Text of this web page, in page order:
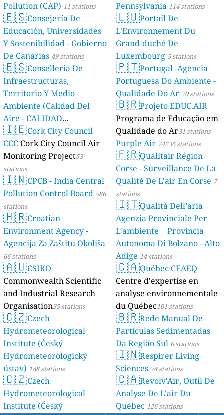
Pollution (CAP) 11 stations
🇪🇸Consejería De
Educación, Universidades
Y Sostenibilidad - Gobierno
De Canarias 49 stations
🇪🇸Conselleria De
Infraestructuras,
Territorio Y Medio
Ambiente (Calidad Del
Aire - CALIDAD
AMBIENTAL) 23 stations
🇮🇪Cork City Council
CCC Cork City Council Air
Monitoring Project53
stations
🇮🇳CPCB - India Central
Pollution Control Board 586
stations
🇭🇷Croatian
Environment Agency -
Agencija Za Zaštitu Okoliša
66 stations
🇦🇺CSIRO
Commonwealth Scientific
and Industrial Research
Organisation35 stations
🇨🇿Czech
Hydrometeorological
Institute (Český
Hydrometeorologický
ústav) 188 stations
🇨🇿Czech
Hydrometeorological
Institute (Český
Pennsylvania 114 stations
🇱🇺Portail De
L'Environnement Du
Grand-duché De
Luxembourg 5 stations
🇵🇹Portugal -Agencia
Portuguesa Do Ambiente -
Qualidade Do Ar 70 stations
🇧🇷Projeto EDUC.AIR
Programa de Educação em
Qualidade do Ar31 stations
Purple Air 74236 stations
🇫🇷Qualitair Région
Corse - Surveillance De La
Qualité De L'air En Corse 7
stations
🇮🇹Qualità Dell’aria |
Agenzia Provinciale Per
L'ambiente | Provincia
Autonoma Di Bolzano - Alto
Adige 14 stations
🇨🇦Québec CEAEQ
Centre d'expertise en
analyse environnementale
du Québec101 stations
🇧🇷Rede Manual De
Partículas Sedimentadas
Da Região Sul 6 stations
🇮🇳Respirer Living
Sciences 74 stations
🇨🇦Revolv'Air, Outil De
Analyse De L'air Du
Québec 126 stations